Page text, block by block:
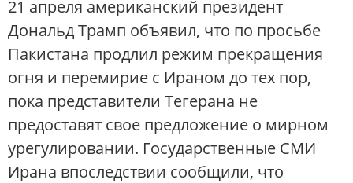
21 апреля американский президент
Дональд Трамп объявил, что по просьбе
Пакистана продлил режим прекращения
огня и перемирие с Ираном до тех пор,
пока представители Тегерана не
предоставят свое предложение о мирном
урегулировании. Государственные СМИ
Ирана впоследствии сообщили, что